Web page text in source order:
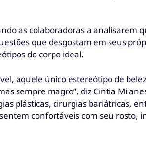
as colaboradoras a analisarem
que desgostam em seus
do corpo ideal.
aquele único estereótipo de
sempre magro”, diz Cintia
plásticas, cirurgias bariátricas,
confortáveis com seu rosto,